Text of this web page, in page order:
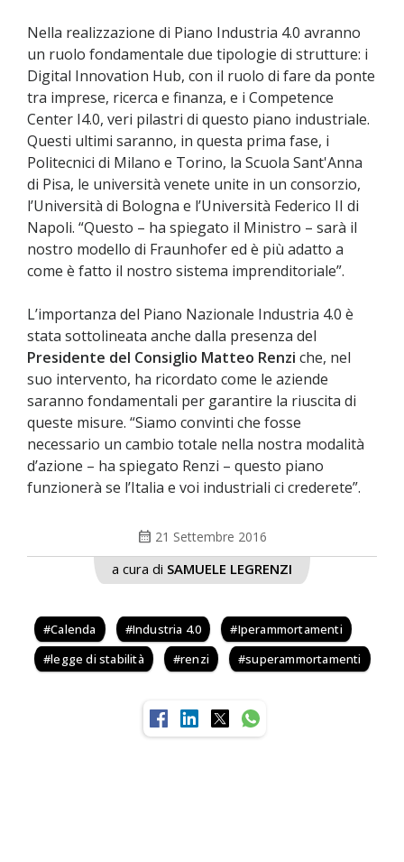
Nella realizzazione di Piano Industria 4.0 avranno
un ruolo fondamentale due tipologie di strutture: i
Digital Innovation Hub, con il ruolo di fare da ponte
tra imprese, ricerca e finanza, e i Competence
Center I4.0, veri pilastri di questo piano industriale.
Questi ultimi saranno, in questa prima fase, i
Politecnici di Milano e Torino, la Scuola Sant'Anna
di Pisa, le università venete unite in un consorzio,
l’Università di Bologna e l’Università Federico II di
Napoli. “Questo – ha spiegato il Ministro – sarà il
nostro modello di Fraunhofer ed è più adatto a
come è fatto il nostro sistema imprenditoriale”.
L’importanza del Piano Nazionale Industria 4.0 è
stata sottolineata anche dalla presenza del
Presidente del Consiglio Matteo Renzi che, nel
suo intervento, ha ricordato come le aziende
saranno fondamentali per garantire la riuscita di
queste misure. “Siamo convinti che fosse
necessario un cambio totale nella nostra modalità
d’azione – ha spiegato Renzi – questo piano
funzionerà se l’Italia e voi industriali ci crederete”.
calendar_month 21 Settembre 2016
a cura di SAMUELE LEGRENZI
Calenda Industria 4.0
Iperammortamenti
legge di stabilità
renzi superammortamenti